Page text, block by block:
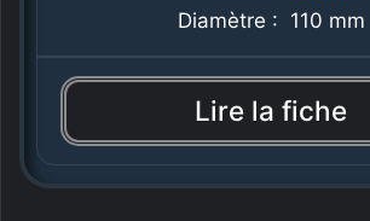
Diamètre : 110 mm
Lire la fiche